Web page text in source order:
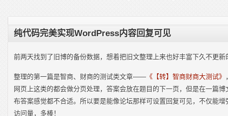
纯代码完美实现WordPress内容回复可见
前两天找到了旧博的备份数据，想着把旧文整理上来也好丰富下久不更新
整理的第一篇是智商、财商的测试类文章—— 《【转】智商财商大测试》
网页上这类的都会做分页处理，答案会放在题目的下一页，但是在一篇
布答案感觉都不合适。所以要是能像论坛那样可设置回复可见，不仅能
访问量，多棒！